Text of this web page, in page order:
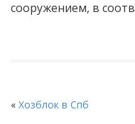
сооружением, в
« Хозблок в Спб